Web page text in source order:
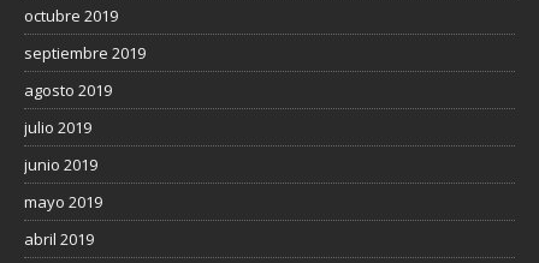
octubre 2019
septiembre 2019
agosto 2019
julio 2019
junio 2019
mayo 2019
abril 2019